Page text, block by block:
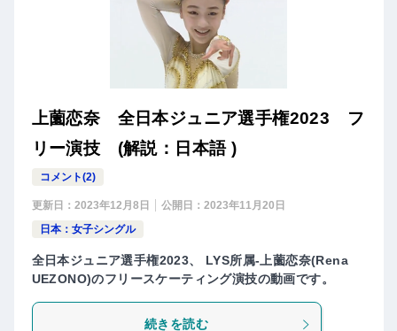
上薗恋奈 全日本ジュニア選手権2023 フ
リー演技 (解説：日本語 )
コメント(2)
更新日： 2023年12月8日 公開日： 2023年11月20日
日本：女子シングル
全日本ジュニア選手権2023、 LYS所属-上薗恋奈(Rena
UEZONO)のフリースケーティング演技の動画です。
続きを読む